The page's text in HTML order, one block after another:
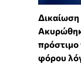
πρόστιμο
φόρου